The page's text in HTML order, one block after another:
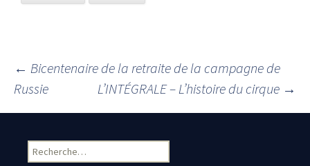
Navigation des articles
← Bicentenaire de la retraite de la campagne de
Russie
L’INTÉGRALE – L’histoire du cirque →
Rechercher :